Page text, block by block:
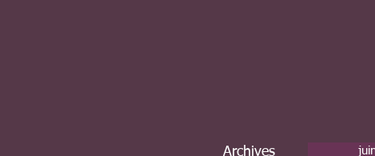
Archives